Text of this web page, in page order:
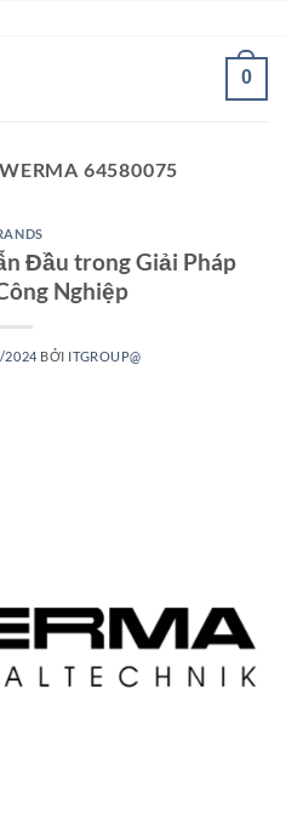
0
WERMA 64580075
Đầu trong Giải Pháp
Nghiệp
2024 BỞI ITGROUP@